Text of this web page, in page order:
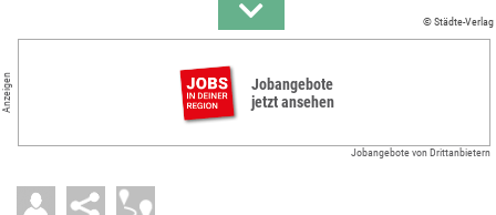
© Städte-Verlag
Anzeigen
Jobangebote
jetzt ansehen
Jobangebote von Drittanbietern